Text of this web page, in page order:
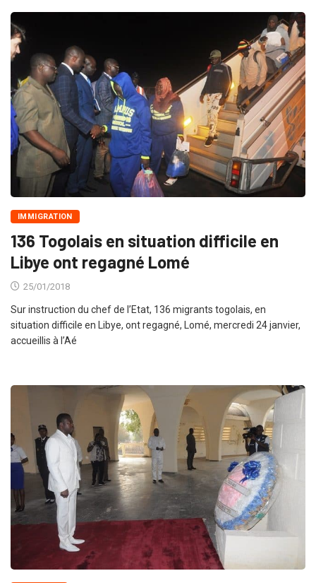
IMMIGRATION
136 Togolais en situation difficile en
Libye ont regagné Lomé
25/01/2018
Sur instruction du chef de l’Etat, 136 migrants togolais, en
situation difficile en Libye, ont regagné, Lomé, mercredi 24 janvier,
accueillis à l’Aé